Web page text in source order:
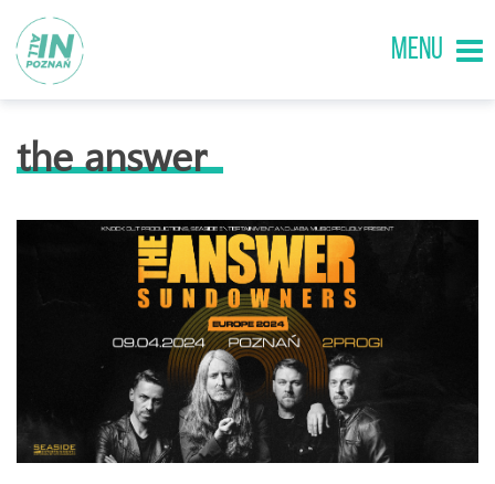
MENU
the answer